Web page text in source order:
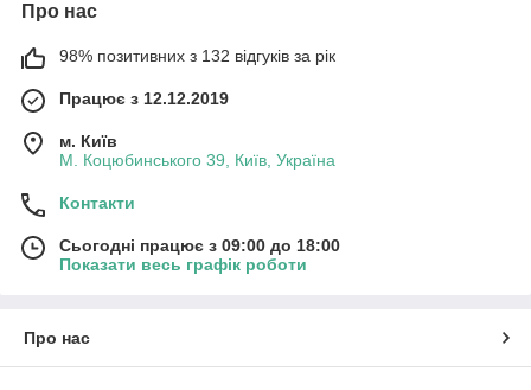
Про нас
98% позитивних з 132 відгуків за рік
Працює з 12.12.2019
м. Київ
М. Коцюбинського 39, Київ, Україна
Контакти
Сьогодні працює з 09:00 до 18:00
Показати весь графік роботи
Про нас